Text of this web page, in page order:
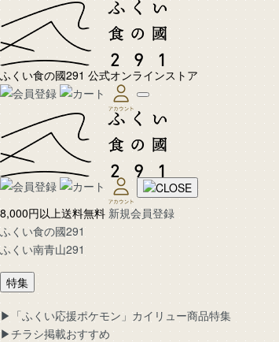
ふくい食の國291 公式オンラインストア
8,000円以上送料無料 新規会員登録
ふくい食の國291
ふくい南青山291
特集
▶︎「ふくい応援ポケモン」カイリュー商品特集
▶︎チラシ掲載おすすめ